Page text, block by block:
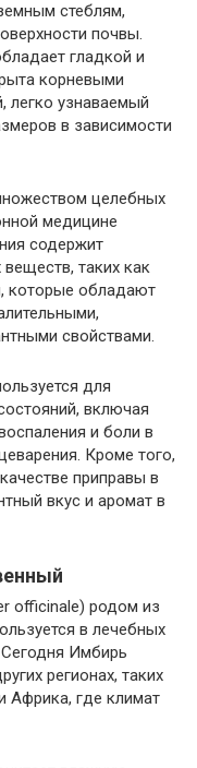
стеблям,
почвы.
гладкой и
корневыми
узнаваемый
в зависимости
целебных
медицине
содержит
таких как
которые обладают
свойствами.
для
включая
и боли в
Кроме того,
приправы в
вкус и аромат в
officinale) родом из
в лечебных
Имбирь
регионах, таких
Африка, где климат